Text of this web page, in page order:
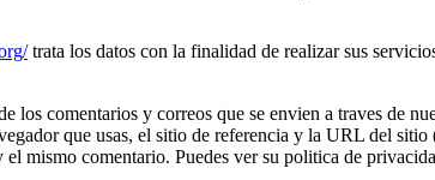
trata los datos con la finalidad de realizar sus
los comentarios y correos que se envien a traves de
que usas, el sitio de referencia y la URL del sitio
mismo comentario. Puedes ver su politica de